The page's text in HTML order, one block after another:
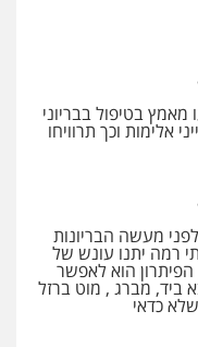
בטיפול בבריוני
אלימות וכך תרוויחו
מעשה הבריונות
רמה יתנו עונש של
הוא לאפשר
ביד, מברג , מוט ברזל
כדאי
צווארון לבן פשיעה